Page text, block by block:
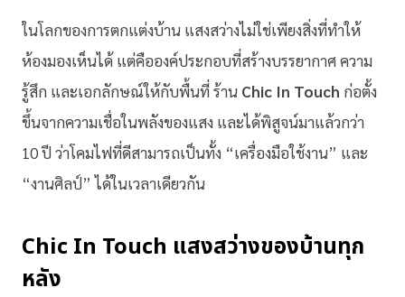
ในโลกของการตกแต่งบ้าน แสงสว่างไม่ใช่เพียงสิ่งที่ทำให้
ห้องมองเห็นได้ แต่คือองค์ประกอบที่สร้างบรรยากาศ ความ
รู้สึก และเอกลักษณ์ให้กับพื้นที่ ร้าน Chic In Touch ก่อตั้ง
ขึ้นจากความเชื่อในพลังของแสง และได้พิสูจน์มาแล้วกว่า
10 ปี ว่าโคมไฟที่ดีสามารถเป็นทั้ง “เครื่องมือใช้งาน” และ
“งานศิลป์” ได้ในเวลาเดียวกัน
Chic In Touch แสงสว่างของบ้านทุก
หลัง